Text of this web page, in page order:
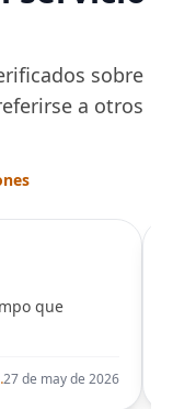
sobre
a otros
que
AP para artistas adultos27 de may de 2026